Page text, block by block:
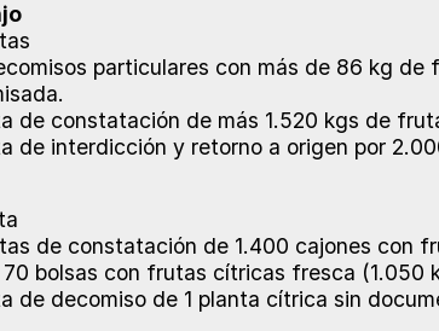
particulares con más de 86 kg de
de constatación de más 1.520 kgs de
de interdicción y retorno a origen por
de constatación de 1.400 cajones con
bolsas con frutas cítricas fresca (1.050
de decomiso de 1 planta cítrica sin